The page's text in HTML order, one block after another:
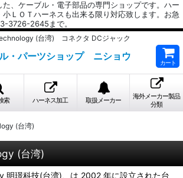
、ケーブル・電子部品の専門ショップです。ハー
ＬＯＴハーネスも出来る限り対応致します。お急
3726-2645まで。
(台湾) コネクタ DCジャック
・パーツショップ ニショウ
カート
索 ハーネス加工 取扱メーカー
海外メーカー製品
分類
(台湾)
(台湾)
明璟科技(台湾)、は 2002 年に設立された台